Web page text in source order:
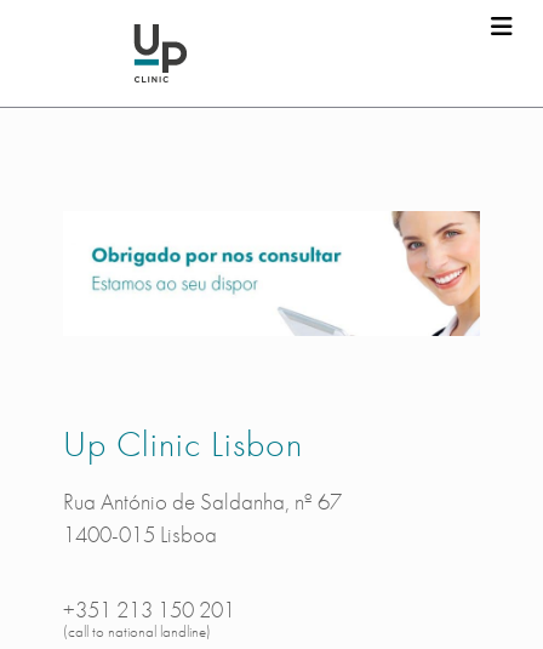
Up Clinic Lisbon
Rua António de Saldanha, nº 67
1400-015 Lisboa
+351 213 150 201
(call to national landline)